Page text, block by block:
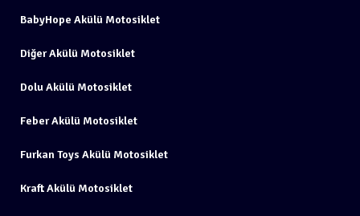
BabyHope Akülü Motosiklet
Diğer Akülü Motosiklet
Dolu Akülü Motosiklet
Feber Akülü Motosiklet
Furkan Toys Akülü Motosiklet
Kraft Akülü Motosiklet